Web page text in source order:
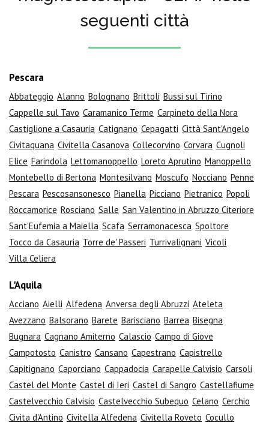
seguenti città
Pescara
Abbateggio Alanno Bolognano Brittoli Bussi sul Tirino
Cappelle sul Tavo Caramanico Terme Carpineto della Nora
Castiglione a Casauria Catignano Cepagatti Città Sant'Angelo
Civitaquana Civitella Casanova Collecorvino Corvara Cugnoli
Elice Farindola Lettomanoppello Loreto Aprutino Manoppello
Montebello di Bertona Montesilvano Moscufo Nocciano Penne
Pescara Pescosansonesco Pianella Picciano Pietranico Popoli
Roccamorice Rosciano Salle San Valentino in Abruzzo Citeriore
Sant'Eufemia a Maiella Scafa Serramonacesca Spoltore
Tocco da Casauria Torre de' Passeri Turrivalignani Vicoli
Villa Celiera
L'Aquila
Acciano Aielli Alfedena Anversa degli Abruzzi Ateleta
Avezzano Balsorano Barete Barisciano Barrea Bisegna
Bugnara Cagnano Amiterno Calascio Campo di Giove
Campotosto Canistro Cansano Capestrano Capistrello
Capitignano Caporciano Cappadocia Carapelle Calvisio Carsoli
Castel del Monte Castel di Ieri Castel di Sangro Castellafiume
Castelvecchio Calvisio Castelvecchio Subequo Celano Cerchio
Civita d'Antino Civitella Alfedena Civitella Roveto Cocullo